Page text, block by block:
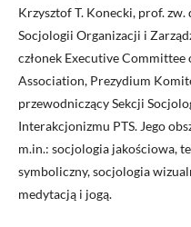
Krzysztof T. Konecki, prof.
Socjologii Organizacji i
członek Executive
Association, Prezydium
przewodniczący Sekcji
Interakcjonizmu PTS. Jego
m.in.: socjologia jakościowa,
symboliczny, socjologia
medytacją i jogą.